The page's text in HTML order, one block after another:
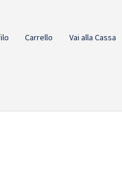
Carrello Vai alla Cassa